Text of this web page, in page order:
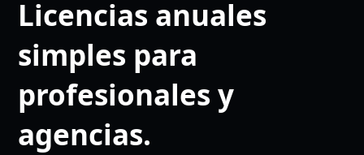
Licencias anuales
simples para
profesionales y
agencias.